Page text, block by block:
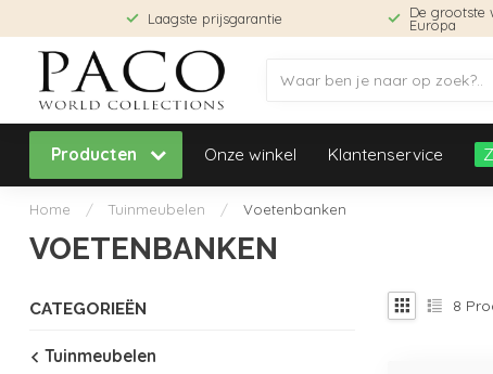
Laagste prijsgarantie De grootste
Europa
Producten Onze winkel Klantenservice
Home / Tuinmeubelen / Voetenbanken
VOETENBANKEN
CATEGORIEËN
Tuinmeubelen
8